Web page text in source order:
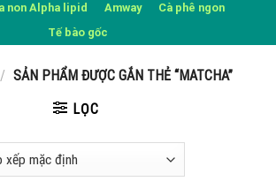
non Alpha lipid Amway
Cà phê ngon
Tế bào gốc
/ SẢN PHẨM ĐƯỢC GẮN THẺ “MATCHA”
LỌC